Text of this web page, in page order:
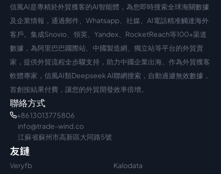
中文入口
信風AI是專精於外貿獲客的AI智能體，為您即時搜索全球海關數據
及企業情報，通過郵件、Whatsapp、社媒、AI電話精准觸達海外
客戶。集成Snovio、領英、Yandex、RocketReach等100+渠道
數據，為阿里巴巴國際站、中國製造網、獨立站等平台的外貿賣
家，提供外貿流程全步驟支持，助力中國企業出海。作為外貿獲客
軟體專家，信風AI類Deepseek AI聯網搜索，自動過濾無效數據，
首創按結果付費，讓您的外貿開發效率倍增。
聯絡方式
+86 13013775806
info@trade-wind.co
江蘇省蘇州市高新區大同路5號
友鏈
Veryfb
Kalodata